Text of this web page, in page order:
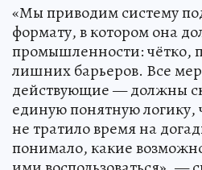
«Мы приводим систему
формату, в котором она
промышленности: чётко,
лишних барьеров. Все
действующие — должны
единую понятную логику,
не тратило время на
понимало, какие